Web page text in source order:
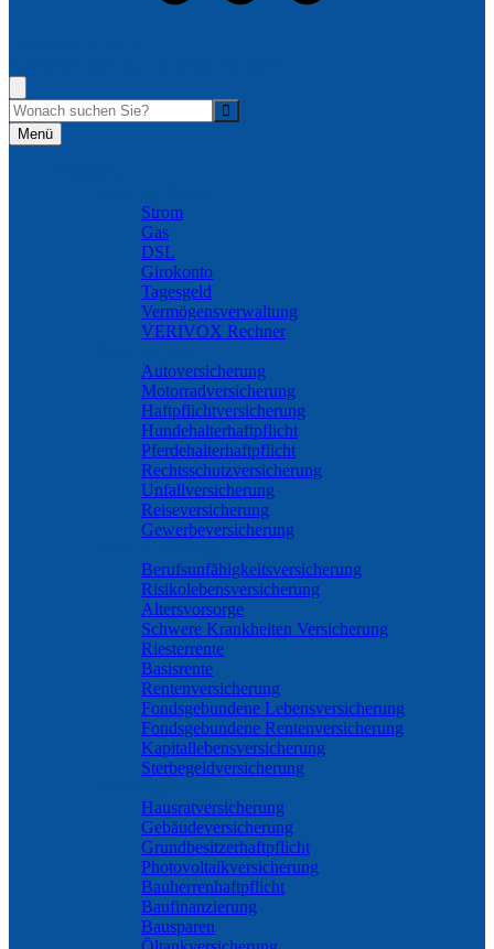
Menü
Strom
Gas
DSL
Girokonto
Tagesgeld
Vermögensverwaltung
VERIVOX Rechner
Autoversicherung
Motorradversicherung
Haftpflichtversicherung
Hundehalterhaftpflicht
Pferdehalterhaftpflicht
Rechtsschutzversicherung
Unfallversicherung
Reiseversicherung
Gewerbeversicherung
Berufs­unfähigkeitsversicherung
Risikolebensversicherung
Altersvorsorge
Schwere Krankheiten Versicherung
Riesterrente
Basisrente
Rentenversicherung
Fondsgebundene Lebensversicherung
Fondsgebundene Rentenversicherung
Kapitallebensversicherung
Sterbegeldversicherung
Hausratversicherung
Gebäudeversicherung
Grundbesitzerhaftpflicht
Photovoltaikversicherung
Bauherrenhaftpflicht
Baufinanzierung
Bausparen